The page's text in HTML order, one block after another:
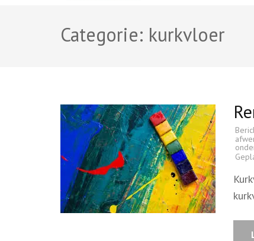
Categorie: kurkvloer